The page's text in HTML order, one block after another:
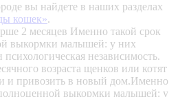
вы найдете в наших разделах
кошек».
2 месяцев Именно такой срок
выкормки малышей: у них
независимость.
возраста щенков или котят
и привозить в новый дом.Именно
полноценной выкормки малышей: у